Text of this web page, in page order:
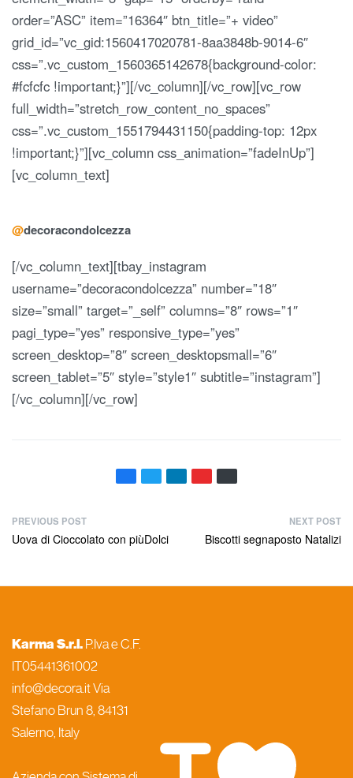
order=”ASC” item=”16364″ btn_title=”+ video”
grid_id=”vc_gid:1560417020781-8aa3848b-9014-6″
css=”.vc_custom_1560365142678{background-color:
#fcfcfc !important;}”][/vc_column][/vc_row][vc_row
full_width=”stretch_row_content_no_spaces”
css=”.vc_custom_1551794431150{padding-top: 12px
!important;}”][vc_column css_animation=”fadeInUp”]
[vc_column_text]
@decoracondolcezza
[/vc_column_text][tbay_instagram
username=”decoracondolcezza” number=”18″
size=”small” target=”_self” columns=”8″ rows=”1″
pagi_type=”yes” responsive_type=”yes”
screen_desktop=”8″ screen_desktopsmall=”6″
screen_tablet=”5″ style=”style1″ subtitle=”instagram”]
[/vc_column][/vc_row]
PREVIOUS POST
Uova di Cioccolato con piùDolci
NEXT POST
Biscotti segnaposto Natalizi
Karma S.r.l. P.Iva e C.F.
IT05441361002
info@decora.it Via
Stefano Brun 8, 84131
Salerno, Italy